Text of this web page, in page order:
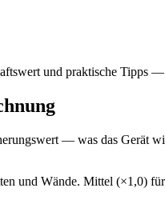
und praktische Tipps
— was das Gerät
und Wände. Mittel (×1,0)